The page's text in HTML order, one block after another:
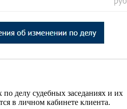
делу судебных заседаниях и их
в личном кабинете клиента.